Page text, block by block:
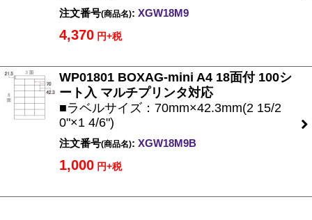
注文番号(商品名): XGW18M9
4,370 円+税
WP01801 BOXAG-mini A4 18面付 100シ
ート入 マルチプリンタ対応
■ラベルサイズ：70mm×42.3mm(2 15/2
0"×1 4/6")
注文番号(商品名): XGW18M9B
1,000 円+税